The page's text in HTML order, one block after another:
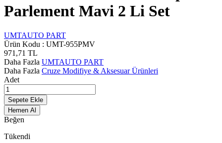
Parlement Mavi 2 Li Set
UMTAUTO PART
Ürün Kodu : UMT-955PMV
971,71 TL
Daha Fazla UMTAUTO PART
Daha Fazla Cruze Modifiye & Aksesuar Ürünleri
Adet
Sepete Ekle
Hemen Al
Beğen
Tükendi